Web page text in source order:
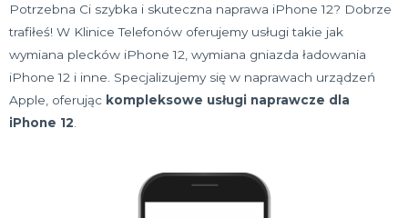
Potrzebna Ci szybka i skuteczna naprawa iPhone 12? Dobrze
trafiłeś! W Klinice Telefonów oferujemy usługi takie jak
wymiana plecków iPhone 12, wymiana gniazda ładowania
iPhone 12 i inne. Specjalizujemy się w naprawach urządzeń
Apple, oferując kompleksowe usługi naprawcze dla
iPhone 12